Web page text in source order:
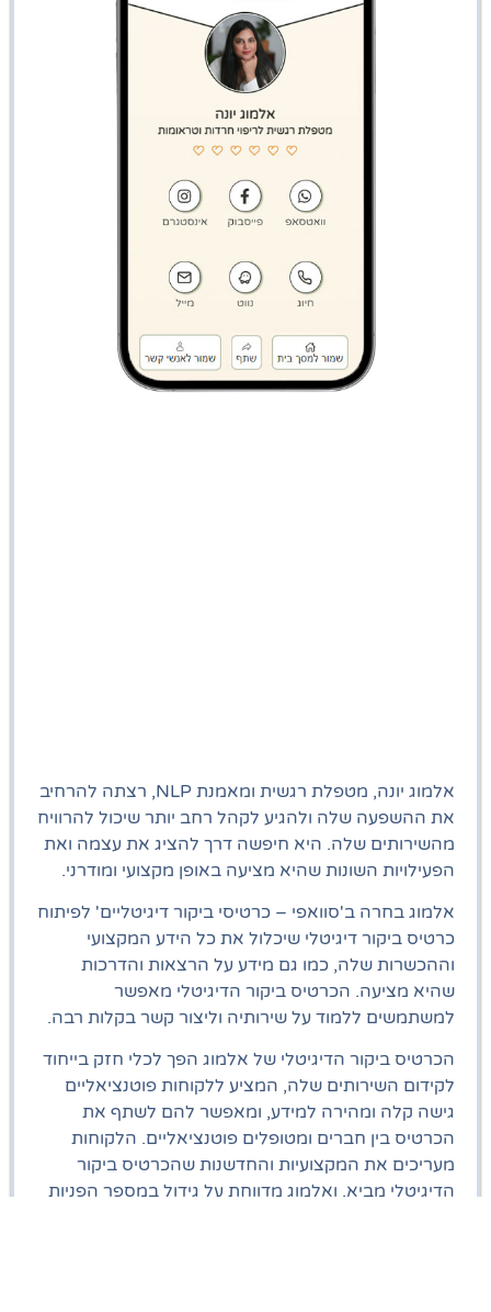
אלמוג יונה, מטפלת רגשית ומאמנת NLP, רצתה להרחיב
את ההשפעה שלה ולהגיע לקהל רחב יותר שיכול להרוויח
מהשירותים שלה. היא חיפשה דרך להציג את עצמה ואת
הפעילויות השונות שהיא מציעה באופן מקצועי ומודרני.
אלמוג בחרה ב'סוואפי – כרטיסי ביקור דיגיטליים' לפיתוח
כרטיס ביקור דיגיטלי שיכלול את כל הידע המקצועי
וההכשרות שלה, כמו גם מידע על הרצאות והדרכות
שהיא מציעה. הכרטיס ביקור הדיגיטלי מאפשר
למשתמשים ללמוד על שירותיה וליצור קשר בקלות רבה.
הכרטיס ביקור הדיגיטלי של אלמוג הפך לכלי חזק בייחוד
לקידום השירותים שלה, המציע ללקוחות פוטנציאליים
גישה קלה ומהירה למידע, ומאפשר להם לשתף את
הכרטיס בין חברים ומטופלים פוטנציאליים. הלקוחות
מעריכים את המקצועיות והחדשנות שהכרטיס ביקור
הדיגיטלי מביא, ואלמוג מדווחת על גידול במספר הפניות